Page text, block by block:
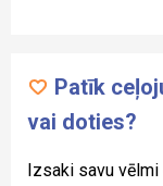
Patīk
vai doties?
Izsaki savu